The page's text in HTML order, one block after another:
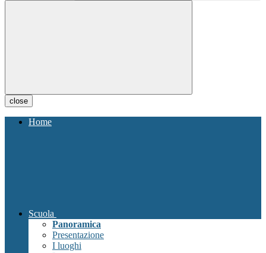
close
Home
Scuola
Panoramica
Presentazione
I luoghi